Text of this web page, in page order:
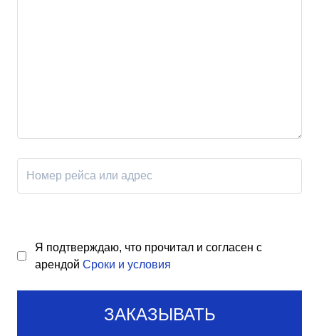
Я подтверждаю, что прочитал и согласен с
арендой Сроки и условия
ЗАКАЗЫВАТЬ